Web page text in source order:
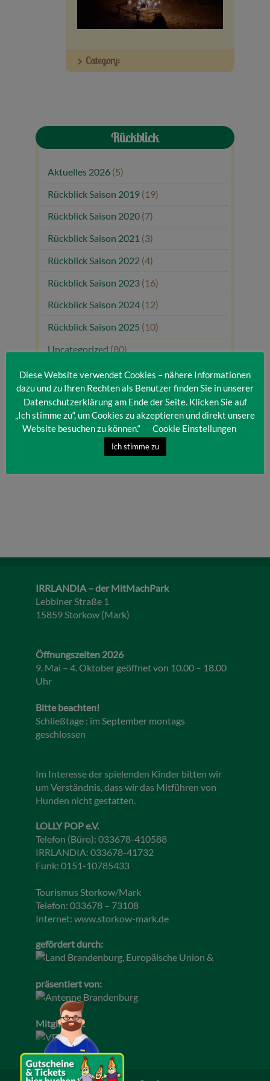
Veranstaltungen
Baumpaten
Category:
Rückblick
Aktuelles 2026 (5)
Rückblick Saison 2019 (19)
Rückblick Saison 2020 (7)
Rückblick Saison 2021 (3)
Rückblick Saison 2022 (4)
Rückblick Saison 2023 (16)
Rückblick Saison 2024 (12)
Rückblick Saison 2025 (10)
Uncategorized (80)
Unsere Gäste(1)
IRRLANDIA – der MitMachPark
Lebbiner Straße 1
15859 Storkow (Mark)
Öffnungszeiten 2026
9. Mai – 4. Oktober geöffnet von 10.00 – 18.00
Uhr
Bitte beachten!
Schließtage : im September montags
geschlossen
Im Interesse der spielenden Kinder bitten wir
um Verständnis, dass wir das Mitführen von
Hunden nicht gestatten.
LOLLY POP e.V.
Telefon (Büro): 033678-410588
IRRLANDIA: 033678-41732
Funk: 0151-10785433
Tourismus Storkow/Mark
Telefon: 033678 – 73108
Internet: www.storkow-mark.de
gefördert durch:
präsentiert von:
Mitglied im:
Diese Website verwendet Cookies – nähere Informationen
dazu und zu Ihren Rechten als Benutzer finden Sie in unserer
Datenschutzerklärung am Ende der Seite. Klicken Sie auf
„Ich stimme zu“, um Cookies zu akzeptieren und direkt unsere
Website besuchen zu können.“
Cookie Einstellungen
Ich stimme zu